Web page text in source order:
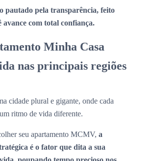
pautado pela transparência, feito
avance com total confiança.
Minha Casa
nas principais regiões
cidade plural e gigante, onde cada
ritmo de vida diferente.
seu apartamento MCMV, a
é o fator que dita a sua